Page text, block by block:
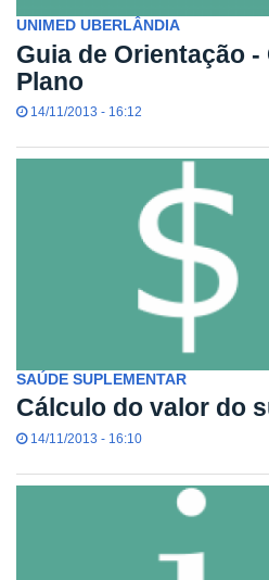
UNIMED UBERLÂNDIA
Guia de Orientação
Plano
14/11/2013 - 16:12
SAÚDE SUPLEMENTAR
Cálculo do valor do
14/11/2013 - 16:10